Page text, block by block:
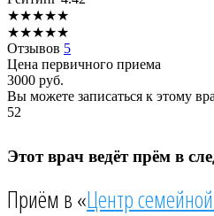
★★★★★
★★★★★
Отзывов 5
Цена первичного приема
3000 руб.
Вы можете записаться к этому
52
Этот врач ведёт прём в
Приём в «Центр